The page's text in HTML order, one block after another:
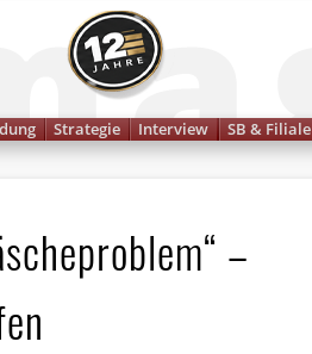
Strategie Interview SB & Filiale
–